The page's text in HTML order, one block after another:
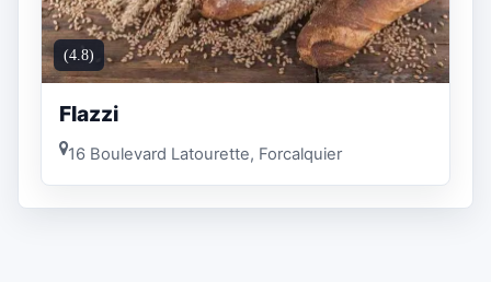
(4.8)
Flazzi
16 Boulevard Latourette, Forcalquier